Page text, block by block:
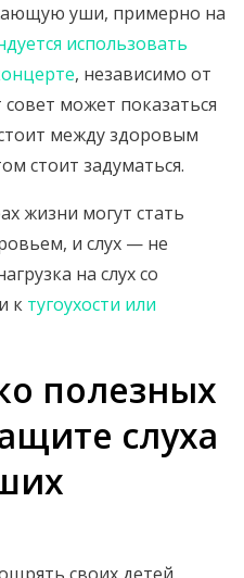
уши, примерно на
использовать
, независимо от
может показаться
между здоровым
стоит задуматься.
жизни могут стать
и слух — не
на слух со
к тугоухости или
полезных
слуха